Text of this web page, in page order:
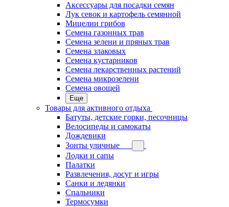
Аксессуары для посадки семян
Лук севок и картофель семянной
Мицелии грибов
Семена газонных трав
Семена зелени и пряных трав
Семена злаковых
Семена кустарников
Семена лекарственных растений
Семена микрозелени
Семена овощей
Еще
Товары для активного отдыха
Батуты, детские горки, песочницы
Велосипеды и самокаты
Дождевики
Зонты уличные
Лодки и сапы
Палатки
Развлечения, досуг и игры
Санки и ледянки
Спальники
Термосумки